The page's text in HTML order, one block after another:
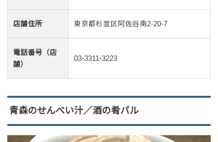
店舗住所 東京都杉並区阿佐谷南2-20-7
電話番号（店
舗）
03-3311-3223
青森のせんべい汁／酒の肴バル